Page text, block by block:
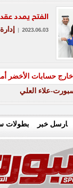
الفتح يمدد عقد
2023.06.03
|
علاء العلي
ارسل خبر بطولات